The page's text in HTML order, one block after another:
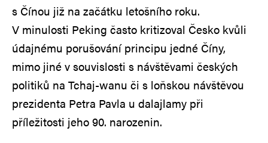
s Čínou již na začátku letošního roku.
V minulosti Peking často kritizoval Česko kvůli
údajnému porušování principu jedné Číny,
mimo jiné v souvislosti s návštěvami českých
politiků na Tchaj-wanu či s loňskou návštěvou
prezidenta Petra Pavla u dalajlamy při
příležitosti jeho 90. narozenin.